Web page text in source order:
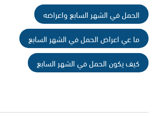
الحمل في الشهر السابع واعراضه
ما عي اعراض الحمل في الشهر السابع
كيف يكون الحمل في الشهر السابع